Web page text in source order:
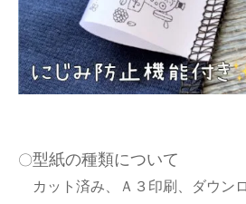
〇型紙の種類について
カット済み、Ａ３印刷、ダウン